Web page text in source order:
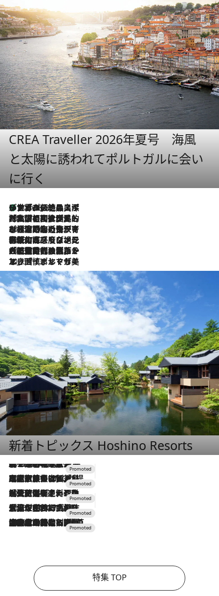
CREA Traveller 2026年夏号 海風
と太陽に誘われてポルトガルに会い
に行く
2026.8.8
リスボンの絶品スイーツ「パステル・デ・ナタ」とは？ポルトガル伝統の奥深い世界へ
2026.7.27
「私の祖国はポルトガル語です」国民的詩人フェルナンド・ペソアと、彼が愛した文学の街を歩く
2026.7.26
ポルトガル近海が育む極上の海の幸。キリリと冷えた白ワインと愉しむ、シーフード専門店の贅沢
2026.7.22
伝統の味をモダンに昇華。高感度な地元客が集う、リスボンの最旬ガストロノミー
2026.7.21
大航海時代の栄華から、震災、独裁、そして革命へ。ポルトガル・首都リスボンの石畳に刻まれた「歴史の光と影」
2026.7.13
エッセイ・ヤマザキマリ「慎ましくも美しき国 ポルトガル」
新着トピックス Hoshino Resorts
2026.8.7
【トンボの足水浴】ヒノキの香りに包まれて涼感マックス！約13℃の湧水かけ流しを避暑地「星野温泉 トンボの湯」で体験
2026.7.31
【ホテル帰省】という選択肢をOMOが提案。家族とほどよい距離を保つには「昼は実家、夜は気兼ねなくホテルで！」
2026.7.24
【夏限定ディナーコース】旬を迎える稚鮎や花ズッキーニなどをイタリア・トスカーナの郷土料理の手法で満喫！
2026.7.17
「土佐和ハーブかき氷」がOMO7高知に登場！生姜、山椒、大葉など目にも舌にも涼を呼ぶ郷土の味
2026.7.10
NEW OPEN！【界 草津】名湯の地に誕生。趣の異なる2種の温泉と上州ならではの会席・蕎麦割烹など美食を味わう究極の癒やし旅
特集 TOP